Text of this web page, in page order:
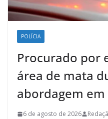
POLÍCIA
Procurado por
área de mata
abordagem em
6 de agosto de 2026